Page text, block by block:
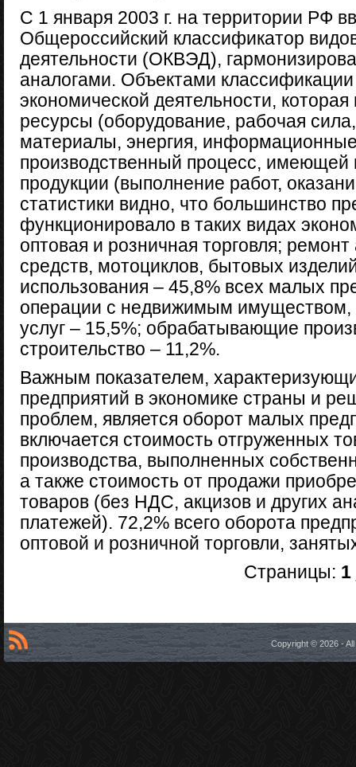
С 1 января 2003 г. на территории РФ
Общероссийский классификатор
деятельности (ОКВЭД),
аналогами. Объектами
экономической деятельности, которая
ресурсы (оборудование, рабочая
материалы, энергия,
производственный процесс, имеющей
продукции (выполнение работ,
статистики видно, что большинство
функционировало в таких видах
оптовая и розничная торговля;
средств, мотоциклов, бытовых
использования – 45,8% всех малых
операции с недвижимым имуществом,
услуг – 15,5%; обрабатывающие
строительство – 11,2%.
Важным показателем,
предприятий в экономике страны и
проблем, является оборот малых
включается стоимость отгруженных
производства, выполненных
а также стоимость от продажи
товаров (без НДС, акцизов и других
платежей). 72,2% всего оборота
оптовой и розничной торговли,
Страницы: 1
Copyright © 2026 -